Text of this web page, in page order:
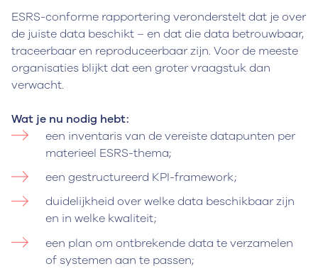
ESRS-conforme rapportering veronderstelt dat je over
de juiste data beschikt – en dat die data betrouwbaar,
traceerbaar en reproduceerbaar zijn. Voor de meeste
organisaties blijkt dat een groter vraagstuk dan
verwacht.
Wat je nu nodig hebt:
een inventaris van de vereiste datapunten per
materieel ESRS-thema;
een gestructureerd KPI-framework;
duidelijkheid over welke data beschikbaar zijn
en in welke kwaliteit;
een plan om ontbrekende data te verzamelen
of systemen aan te passen;